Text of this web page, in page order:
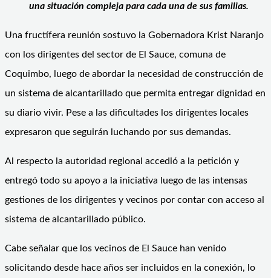
una situación compleja para cada una de sus familias.
Una fructífera reunión sostuvo la Gobernadora Krist Naranjo
con los dirigentes del sector de El Sauce, comuna de
Coquimbo, luego de abordar la necesidad de construcción de
un sistema de alcantarillado que permita entregar dignidad en
su diario vivir. Pese a las dificultades los dirigentes locales
expresaron que seguirán luchando por sus demandas.
Al respecto la autoridad regional accedió a la petición y
entregó todo su apoyo a la iniciativa luego de las intensas
gestiones de los dirigentes y vecinos por contar con acceso al
sistema de alcantarillado público.
Cabe señalar que los vecinos de El Sauce han venido
solicitando desde hace años ser incluidos en la conexión, lo